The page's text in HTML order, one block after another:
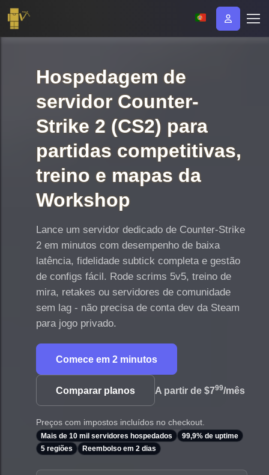
Hospedagem de
servidor Counter-
Strike 2 (CS2) para
partidas competitivas,
treino e mapas da
Workshop
Lance um servidor dedicado de Counter-Strike
2 em minutos com desempenho de baixa
latência, fidelidade subtick completa e gestão
de configs fácil. Rode scrims 5v5, treino de
mira, retakes ou servidores de comunidade
sem lag - não precisa de conta dev da Steam
para jogo privado.
Comece em 2 minutos
Comparar planos A partir de $799/mês
Preços com impostos incluídos no checkout.
Mais de 10 mil servidores hospedados
99,9% de uptime
5 regiões
Reembolso em 2 dias